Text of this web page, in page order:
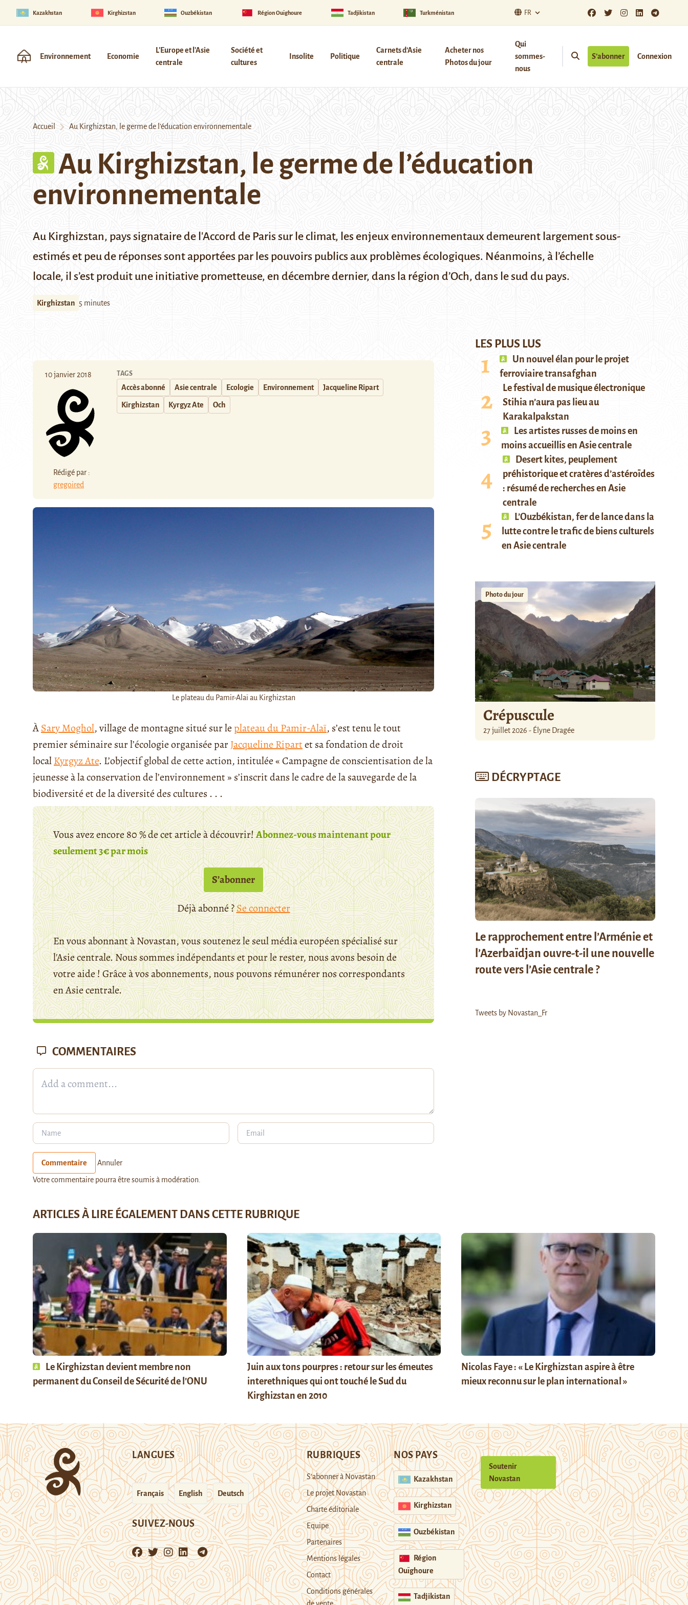
Kazakhstan Kirghizstan Ouzbékistan Région Ouïghoure Tadjikistan Turkménistan FR
Environnement Economie
L'Europe et l'Asie
centrale
Société et
cultures
Insolite Politique
Carnets d’Asie
centrale
Acheter nos
Photos du jour
Qui
sommes-
nous
S’abonner Connexion
Accueil Au Kirghizstan, le germe de l’éducation environnementale
Au Kirghizstan, le germe de l’éducation
environnementale
Au Kirghizstan, pays signataire de l'Accord de Paris sur le climat, les enjeux environnementaux demeurent largement sous-
estimés et peu de réponses sont apportées par les pouvoirs publics aux problèmes écologiques. Néanmoins, à l’échelle
locale, il s’est produit une initiative prometteuse, en décembre dernier, dans la région d’Och, dans le sud du pays.
Kirghizstan 5 minutes
10 janvier 2018
Rédigé par :
gregoired
TAGS
Accès abonné Asie centrale Ecologie Environnement Jacqueline Ripart
Kirghizstan Kyrgyz Ate Och
Le plateau du Pamir-Alaï au Kirghizstan
ÀSary Moghol, village de montagne situé sur leplateau du Pamir-Alaï, s’est tenu le tout
premier séminaire sur l’écologie organisée parJacqueline Ripartet sa fondation de droit
localKyrgyz Ate. L’objectif global de cette action, intitulée « Campagne de conscientisation de la
jeunesse à la conservation de l’environnement » s’inscrit dans le cadre de la sauvegarde de la
biodiversité et de la diversité des cultures . . .
Vous avez encore 80 % de cet article à découvrir!Abonnez-vous maintenant pour
seulement 3€ par mois
S’abonner
Déjà abonné ?Se connecter
En vous abonnant à Novastan, vous soutenez le seul média européen spécialisé sur
l'Asie centrale. Nous sommes indépendants et pour le rester, nous avons besoin de
votre aide ! Grâce à vos abonnements, nous pouvons rémunérer nos correspondants
en Asie centrale.
LES PLUS LUS
Un nouvel élan pour le projet
ferroviaire transafghan
Le festival de musique électronique
Stihia n’aura pas lieu au
Karakalpakstan
Les artistes russes de moins en
moins accueillis en Asie centrale
Desert kites, peuplement
préhistorique et cratères d’astéroïdes
: résumé de recherches en Asie
centrale
L’Ouzbékistan, fer de lance dans la
lutte contre le trafic de biens culturels
en Asie centrale
Photo du jour
Crépuscule
27 juillet 2026 - Élyne Dragée
DÉCRYPTAGE
Le rapprochement entre l’Arménie et
l’Azerbaïdjan ouvre-t-il une nouvelle
route vers l’Asie centrale ?
Tweets by Novastan_Fr
COMMENTAIRES
Commentaire Annuler
Votre commentaire pourra être soumis à modération.
ARTICLES À LIRE ÉGALEMENT DANS CETTE RUBRIQUE
Le Kirghizstan devient membre non
permanent du Conseil de Sécurité de l’ONU
Juin aux tons pourpres : retour sur les émeutes
interethniques qui ont touché le Sud du
Kirghizstan en 2010
Nicolas Faye : « Le Kirghizstan aspire à être
mieux reconnu sur le plan international »
LANGUES
Français English Deutsch
SUIVEZ-NOUS
RUBRIQUES
S’abonner à Novastan
Le projet Novastan
Charte éditoriale
Equipe
Partenaires
Mentions légales
Contact
Conditions générales
NOS PAYS
Kazakhstan
Kirghizstan
Ouzbékistan
Région
Ouïghoure
Tadjikistan
Soutenir
Novastan